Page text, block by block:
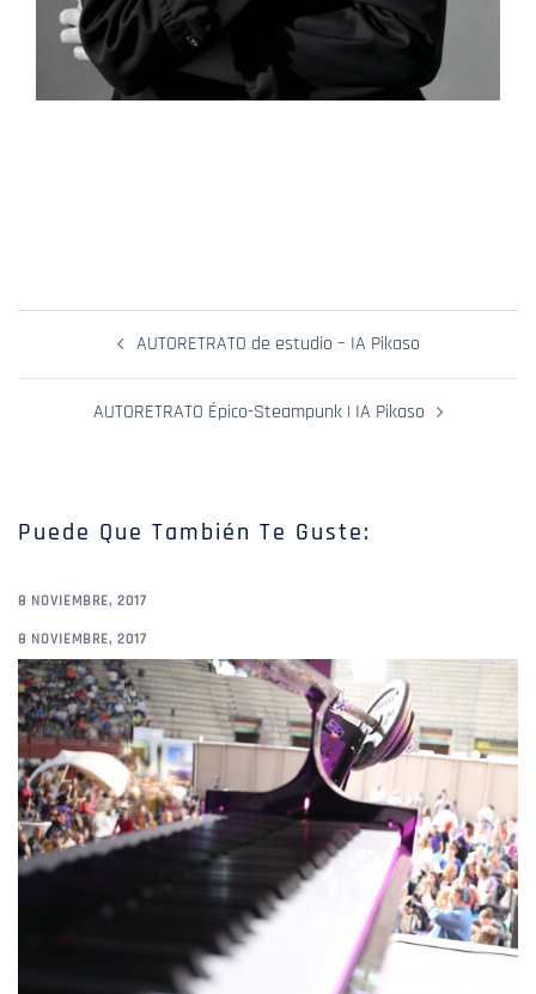
AUTORETRATO de estudio – IA Pikaso
AUTORETRATO Épico-Steampunk | IA Pikaso
Puede Que También Te Guste:
8 NOVIEMBRE, 2017
8 NOVIEMBRE, 2017